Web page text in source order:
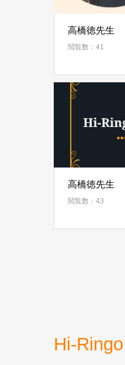
高橋徳先生
閲覧数：41
高橋徳先生
閲覧数：43
Hi-